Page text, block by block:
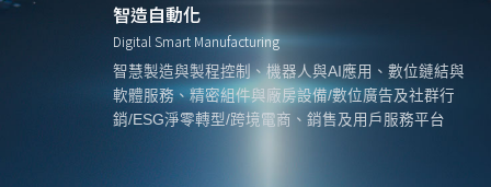
智造自動化
Digital Smart Manufacturing
智慧製造與製程控制、機器人與AI應用、數位鏈結與
軟體服務、精密組件與廠房設備/數位廣告及社群行
銷/ESG淨零轉型/跨境電商、銷售及用戶服務平台